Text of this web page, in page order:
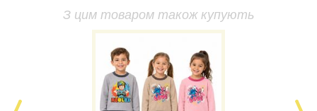
З цим товаром також купують